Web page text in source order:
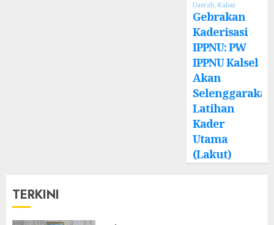
Daerah,Kabar
Gebrakan
Kaderisasi
IPPNU: PW
IPPNU Kalsel
Akan
Selenggarakan
Latihan
Kader
Utama
(Lakut)
TERKINI